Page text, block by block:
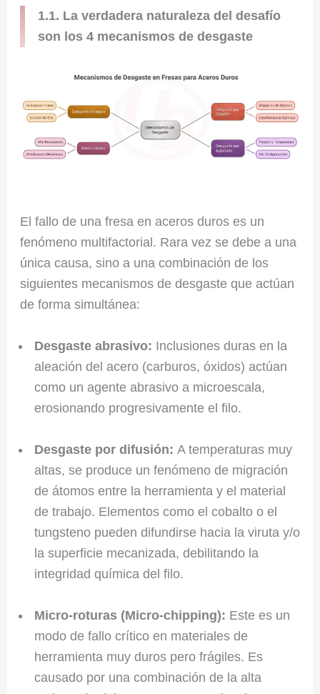
1.1. La verdadera naturaleza del desafío
son los 4 mecanismos de desgaste
El fallo de una fresa en aceros duros es un
fenómeno multifactorial. Rara vez se debe a una
única causa, sino a una combinación de los
siguientes mecanismos de desgaste que actúan
de forma simultánea:
Desgaste abrasivo: Inclusiones duras en la
aleación del acero (carburos, óxidos) actúan
como un agente abrasivo a microescala,
erosionando progresivamente el filo.
Desgaste por difusión: A temperaturas muy
altas, se produce un fenómeno de migración
de átomos entre la herramienta y el material
de trabajo. Elementos como el cobalto o el
tungsteno pueden difundirse hacia la viruta y/o
la superficie mecanizada, debilitando la
integridad química del filo.
Micro-roturas (Micro-chipping): Este es un
modo de fallo crítico en materiales de
herramienta muy duros pero frágiles. Es
causado por una combinación de la alta